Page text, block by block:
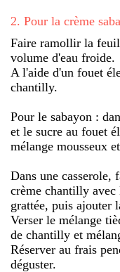
2. Pour la crème
Faire ramollir la
volume d'eau froide.
A l'aide d'un fouet
chantilly.
Pour le sabayon :
et le sucre au fouet
mélange mousseux
Dans une casserole,
crème chantilly avec
grattée, puis ajouter
Verser le mélange
de chantilly et
Réserver au frais
déguster.